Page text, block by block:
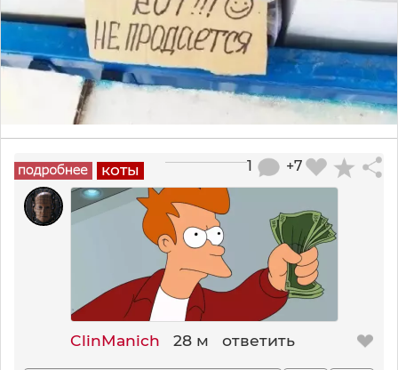
коты +7
1
ClinManich 28 м ответить